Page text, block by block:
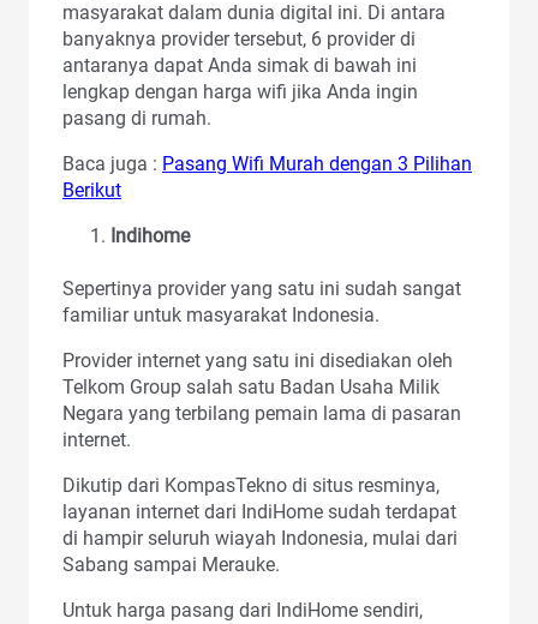
masyarakat dalam dunia digital ini. Di antara
banyaknya provider tersebut, 6 provider di
antaranya dapat Anda simak di bawah ini
lengkap dengan harga wifi jika Anda ingin
pasang di rumah.
Baca juga : Pasang Wifi Murah dengan 3 Pilihan
Berikut
Indihome
Sepertinya provider yang satu ini sudah sangat
familiar untuk masyarakat Indonesia.
Provider internet yang satu ini disediakan oleh
Telkom Group salah satu Badan Usaha Milik
Negara yang terbilang pemain lama di pasaran
internet.
Dikutip dari KompasTekno di situs resminya,
layanan internet dari IndiHome sudah terdapat
di hampir seluruh wiayah Indonesia, mulai dari
Sabang sampai Merauke.
Untuk harga pasang dari IndiHome sendiri,